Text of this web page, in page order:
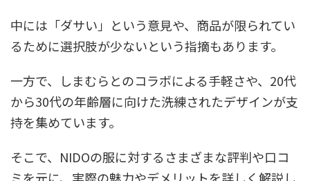
中には「ダサい」という意見や、商品が限られてい
るために選択肢が少ないという指摘もあります。
一方で、しまむらとのコラボによる手軽さや、20代
から30代の年齢層に向けた洗練されたデザインが支
持を集めています。
そこで、NIDOの服に対するさまざまな評判や口コ